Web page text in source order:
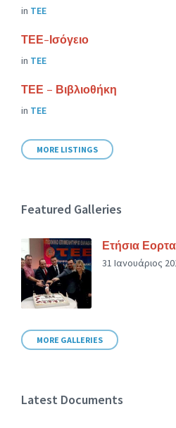
in ΤΕΕ
ΤΕΕ-Ισόγειο
in ΤΕΕ
ΤΕΕ – Βιβλιοθήκη
in ΤΕΕ
MORE LISTINGS
Featured Galleries
Ετήσια
31 Ιανουάριος
MORE GALLERIES
Latest Documents